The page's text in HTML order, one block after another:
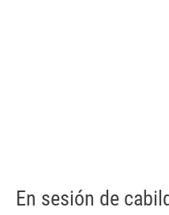
En sesión de